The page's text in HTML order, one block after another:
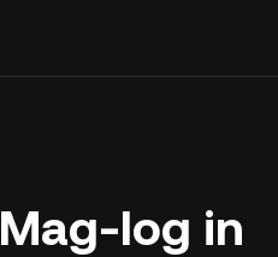
Mag-log in